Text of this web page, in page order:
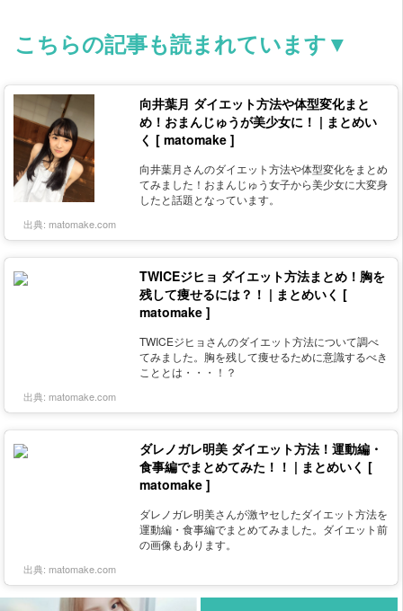
こちらの記事も読まれています▼
向井葉月 ダイエット方法や体型変化まと
め！おまんじゅうが美少女に！ | まとめい
く [ matomake ]
向井葉月さんのダイエット方法や体型変化をまとめ
てみました！おまんじゅう女子から美少女に大変身
したと話題となっています。
出典: matomake.com
TWICEジヒョ ダイエット方法まとめ！胸を
残して痩せるには？！ | まとめいく [
matomake ]
TWICEジヒョさんのダイエット方法について調べ
てみました。胸を残して痩せるために意識するべき
こととは・・・！？
出典: matomake.com
ダレノガレ明美 ダイエット方法！運動編・
食事編でまとめてみた！！ | まとめいく [
matomake ]
ダレノガレ明美さんが激ヤセしたダイエット方法を
運動編・食事編でまとめてみました。ダイエット前
の画像もあります。
出典: matomake.com